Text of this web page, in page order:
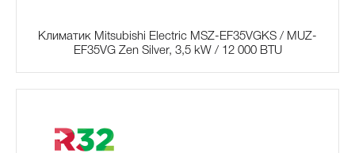
Климатик Mitsubishi Electric MSZ-EF35VGKS / MUZ-
EF35VG Zen Silver, 3,5 kW / 12 000 BTU